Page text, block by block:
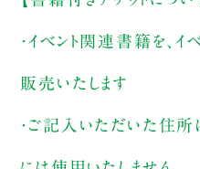
・イベント関連書籍を、イ
販売いたします
・ご記入いただいた住